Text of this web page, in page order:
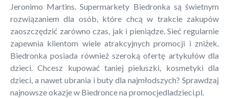
Jeronimo Martins. Supermarkety Biedronka są świetnym
rozwiązaniem dla osób, które chcą w trakcie zakupów
zaoszczędzić zarówno czas, jak i pieniądze. Sieć regularnie
zapewnia klientom wiele atrakcyjnych promocji i zniżek.
Biedronka posiada również szeroką ofertę artykułów dla
dzieci. Chcesz kupować taniej pieluszki, kosmetyki dla
dzieci, a nawet ubrania i buty dla najmłodszych? Sprawdzaj
najnowsze okazje w Biedronce na promocjedladzieci.pl.